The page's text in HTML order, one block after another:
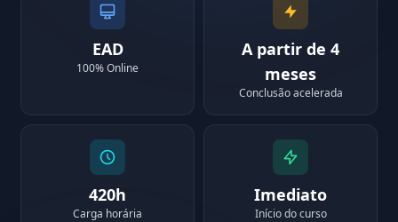
EAD
100% Online
A partir de 4
meses
Conclusão acelerada
420h
Carga horária
Imediato
Início do curso